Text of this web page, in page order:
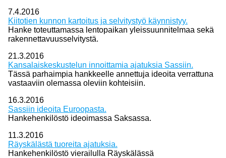
7.4.2016
Kiitotien kunnon kartoitus ja selvitystyö käynnistyy.
Hanke toteuttamassa lentopaikan yleissuunnitelmaa sekä
rakennettavuusselvitystä.
21.3.2016
Kansalaiskeskustelun innoittamia ajatuksia Sassiin.
Tässä parhaimpia hankkeelle annettuja ideoita verrattuna
vastaaviin olemassa oleviin kohteisiin.
16.3.2016
Sassiin ideoita Euroopasta.
Hankehenkilöstö ideoimassa Saksassa.
11.3.2016
Räyskälästä tuoreita ajatuksia.
Hankehenkilöstö vierailulla Räyskälässä